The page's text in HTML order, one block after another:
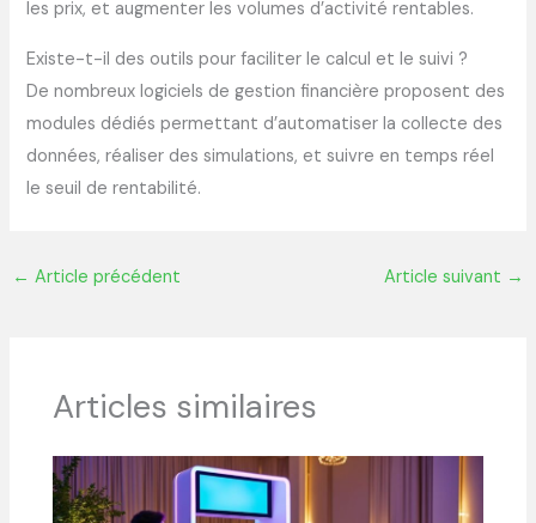
les prix, et augmenter les volumes d’activité rentables.
Existe-t-il des outils pour faciliter le calcul et le suivi ?
De nombreux logiciels de gestion financière proposent des
modules dédiés permettant d’automatiser la collecte des
données, réaliser des simulations, et suivre en temps réel
le seuil de rentabilité.
← Article précédent Article suivant →
Articles similaires